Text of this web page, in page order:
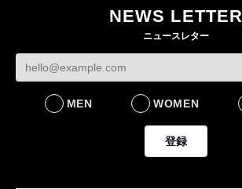
ケットなど7型を発売
FASHION
NEWS LETTER
ニュースレター
MEN WOMEN
登録